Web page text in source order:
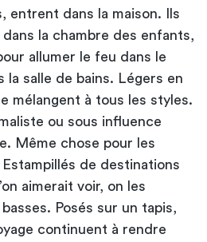
entrent dans la maison. Ils
la chambre des enfants,
allumer le feu dans le
la salle de bains. Légers en
mélangent à tous les styles.
ou sous influence
Même chose pour
les
de destinations
aimerait voir, on les
Posés sur un tapis,
continuent à rendre